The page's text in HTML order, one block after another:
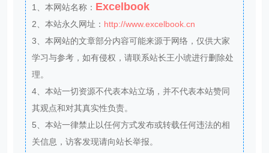
1、本网站名称： Excelbook
2、本站永久网址： http://www.excelbook.cn
3、本网站的文章部分内容可能来源于网络，仅供大家
学习与参考，如有侵权，请联系站长王小琥进行删除处
理。
4、本站一切资源不代表本站立场，并不代表本站赞同
其观点和对其真实性负责。
5、本站一律禁止以任何方式发布或转载任何违法的相
关信息，访客发现请向站长举报。